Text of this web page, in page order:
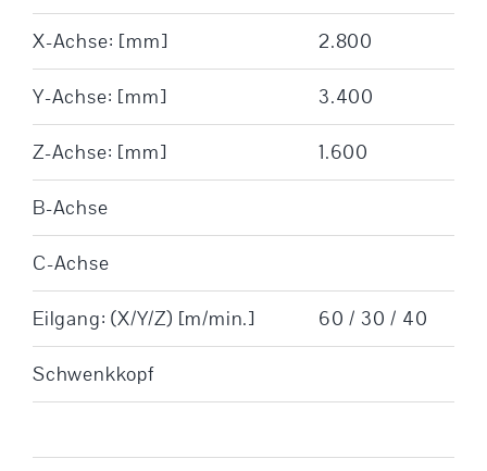
X-Achse: [mm] 2.800
Y-Achse: [mm] 3.400
Z-Achse: [mm] 1.600
B-Achse
C-Achse
Eilgang: (X/Y/Z) [m/min.] 60 / 30 / 40
Schwenkkopf